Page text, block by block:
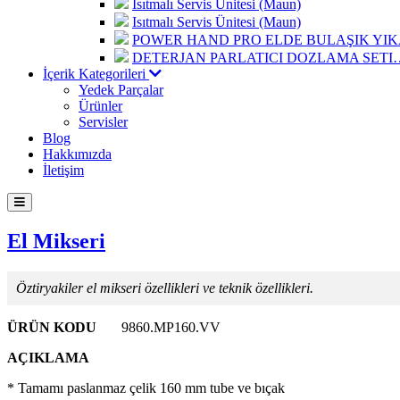
Isıtmalı Servis Ünitesi (Maun)
Isıtmalı Servis Ünitesi (Maun)
POWER HAND PRO ELDE BULAŞIK
DETERJAN PARLATICI DOZLAMA
İçerik Kategorileri
Yedek Parçalar
Ürünler
Servisler
Blog
Hakkımızda
İletişim
El Mikseri
Öztiryakiler el mikseri özellikleri ve teknik özellikleri.
ÜRÜN KODU
9860.MP160.VV
AÇIKLAMA
* Tamamı paslanmaz çelik 160 mm tube ve bıçak